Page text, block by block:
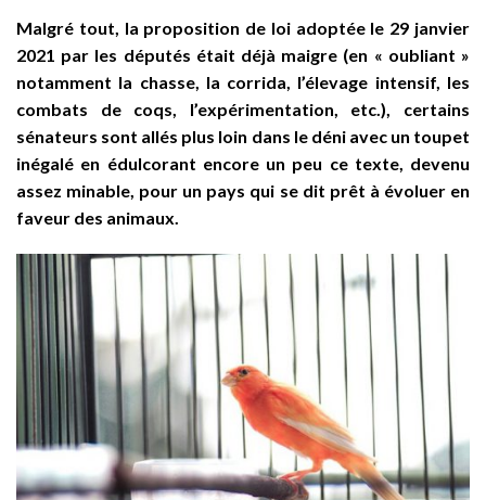
Malgré tout, la proposition de loi adoptée le 29 janvier
2021 par les députés était déjà maigre (en « oubliant »
notamment la chasse, la corrida, l’élevage intensif, les
combats de coqs, l’expérimentation, etc.), certains
sénateurs sont allés plus loin dans le déni avec un toupet
inégalé en édulcorant encore un peu ce texte, devenu
assez minable, pour un pays qui se dit prêt à évoluer en
faveur des animaux.